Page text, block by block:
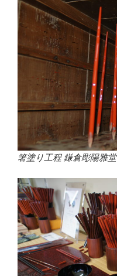
箸塗り工程 鎌倉彫陽雅堂